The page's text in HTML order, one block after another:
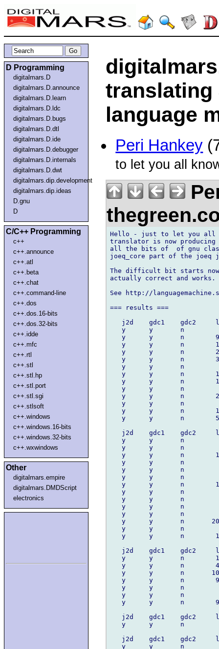
D Programming
digitalmars.D
digitalmars.D.announce
digitalmars.D.learn
digitalmars.D.ldc
digitalmars.D.bugs
digitalmars.D.dtl
digitalmars.D.ide
digitalmars.D.debugger
digitalmars.D.internals
digitalmars.D.dwt
digitalmars.dip.development
digitalmars.dip.ideas
D.gnu
D
C/C++ Programming
c++
c++.announce
c++.atl
c++.beta
c++.chat
c++.command-line
c++.dos
c++.dos.16-bits
c++.dos.32-bits
c++.idde
c++.mfc
c++.rtl
c++.stl
c++.stl.hp
c++.stl.port
c++.stl.sgi
c++.stlsoft
c++.windows
c++.windows.16-bits
c++.windows.32-bits
c++.wxwindows
Other
digitalmars.empire
digitalmars.DMDScript
electronics
translating
language
Peri Hankey
to let you all
Hello - just to let you all
translator is now
all the bits of  of gnu
joeq_core part of the joeq
The difficult bit starts
actually correct and works.
See http://
=== results ===
j2d    gdc1    gdc2
y      y       n
y      y       n
y      y       n
y      y       n
y      y       n
y      y       n
y      y       n
y      y       n
y      y       n
y      y       n
y      y       n
y      y       n
y      y       n
j2d    gdc1    gdc2
y      y       n
y      y       n
y      y       n
y      y       n
y      y       n
y      y       n
y      y       n
y      y       n
y      y       n
y      y       n
y      y       n
y      y       n
y      y       n
y      y       n
j2d    gdc1    gdc2
y      y       n
y      y       n
y      y       n
y      y       n
y      y       n
y      y       n
y      y       n
j2d    gdc1    gdc2
y      y       n
j2d    gdc1    gdc2
y      y       n